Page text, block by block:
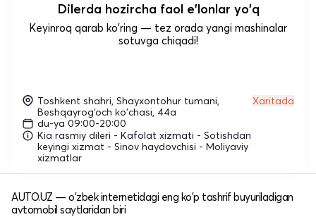
Xaritada
Toshkent shahri, Shayxontohur tumani,
Beshqayrog‘och ko'chasi, 44a
du-ya 09:00-20:00
Kia rasmiy dileri - Kafolat xizmati - Sotishdan
keyingi xizmat - Sinov haydovchisi - Moliyaviy
xizmatlar
Dilerda hozircha faol e'lonlar yo'q
Keyinroq qarab ko'ring — tez orada yangi mashinalar
sotuvga chiqadi!
AUTO.UZ — o'zbek internetidagi eng ko'p tashrif buyuriladigan
avtomobil saytlaridan biri